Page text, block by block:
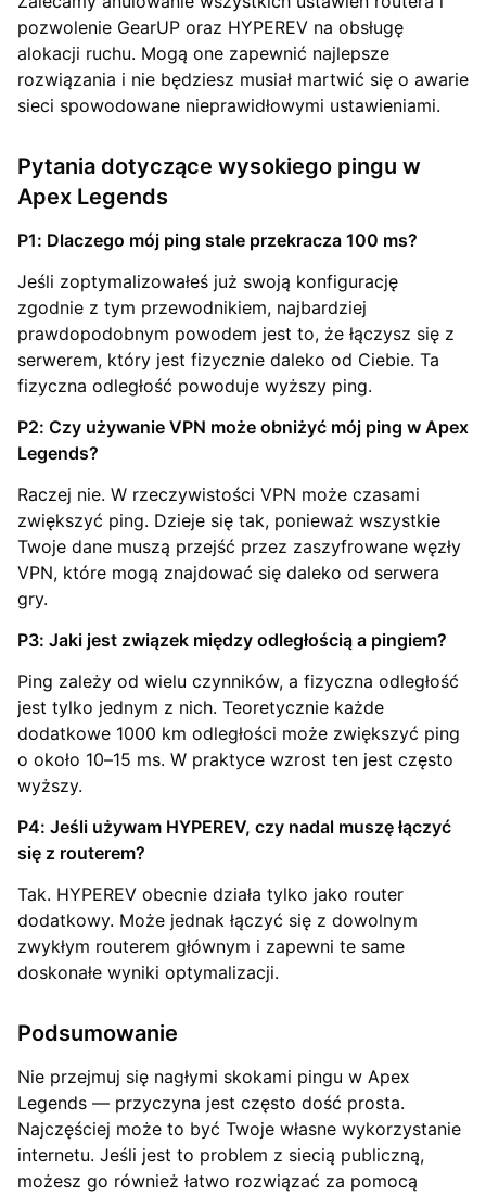
pozwolenie GearUP oraz HYPEREV na obsługę
alokacji ruchu. Mogą one zapewnić najlepsze
rozwiązania i nie będziesz musiał martwić się o awarie
sieci spowodowane nieprawidłowymi ustawieniami.
Pytania dotyczące wysokiego pingu w
Apex Legends
P1: Dlaczego mój ping stale przekracza 100 ms?
Jeśli zoptymalizowałeś już swoją konfigurację
zgodnie z tym przewodnikiem, najbardziej
prawdopodobnym powodem jest to, że łączysz się z
serwerem, który jest fizycznie daleko od Ciebie. Ta
fizyczna odległość powoduje wyższy ping.
P2: Czy używanie VPN może obniżyć mój ping w Apex
Legends?
Raczej nie. W rzeczywistości VPN może czasami
zwiększyć ping. Dzieje się tak, ponieważ wszystkie
Twoje dane muszą przejść przez zaszyfrowane węzły
VPN, które mogą znajdować się daleko od serwera
gry.
P3: Jaki jest związek między odległością a pingiem?
Ping zależy od wielu czynników, a fizyczna odległość
jest tylko jednym z nich. Teoretycznie każde
dodatkowe 1000 km odległości może zwiększyć ping
o około 10–15 ms. W praktyce wzrost ten jest często
wyższy.
P4: Jeśli używam HYPEREV, czy nadal muszę łączyć
się z routerem?
Tak. HYPEREV obecnie działa tylko jako router
dodatkowy. Może jednak łączyć się z dowolnym
zwykłym routerem głównym i zapewni te same
doskonałe wyniki optymalizacji.
Podsumowanie
Nie przejmuj się nagłymi skokami pingu w Apex
Legends — przyczyna jest często dość prosta.
Najczęściej może to być Twoje własne wykorzystanie
internetu. Jeśli jest to problem z siecią publiczną,
możesz go również łatwo rozwiązać za pomocą